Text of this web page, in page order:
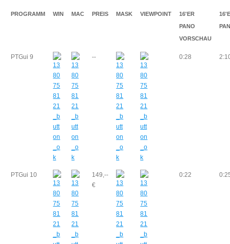
PROGRAMM WIN MAC PREIS MASK VIEWPOINT
16'ER
PANO
VORSCHAU
PTGui 9 -- 0:28
PTGui 10
149,--
€
0:22